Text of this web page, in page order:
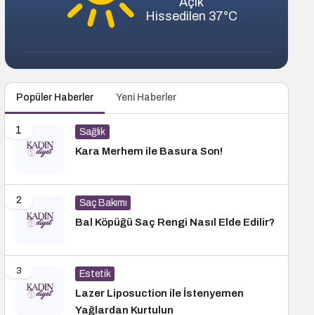
Hissedilen 37°C
Popüler Haberler Yeni Haberler
1 Sağlık
Kara Merhem ile Basura Son!
2 Saç Bakımı
Bal Köpüğü Saç Rengi Nasıl Elde Edilir?
3 Estetik
Lazer Liposuction ile İstenyemen
Yağlardan Kurtulun